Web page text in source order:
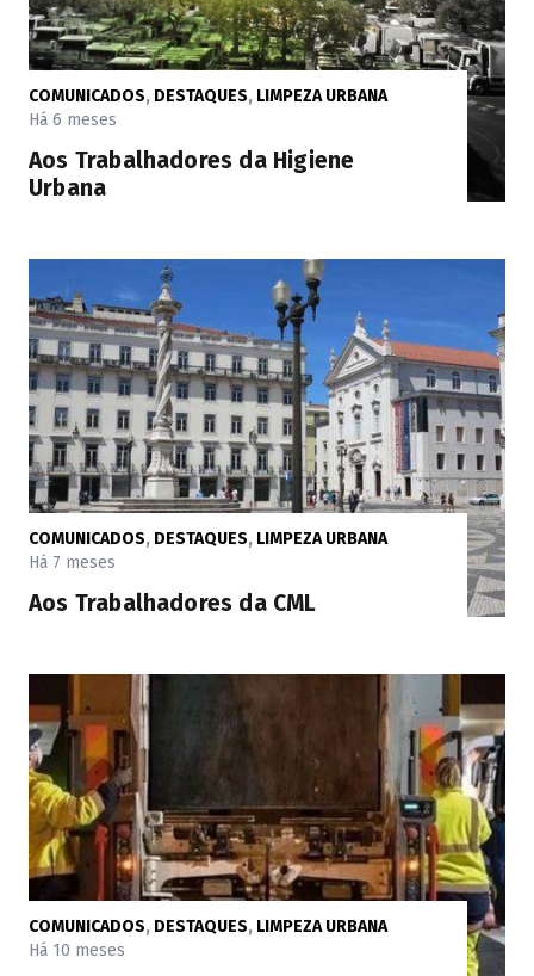
COMUNICADOS, DESTAQUES, LIMPEZA URBANA
Há 6 meses
Aos Trabalhadores da Higiene
Urbana
COMUNICADOS, DESTAQUES, LIMPEZA URBANA
Há 7 meses
Aos Trabalhadores da CML
COMUNICADOS, DESTAQUES, LIMPEZA URBANA
Há 10 meses